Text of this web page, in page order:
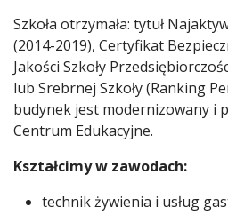
Szkoła otrzymała: tytuł
(2014-2019), Certyfikat
Jakości Szkoły
lub Srebrnej Szkoły (Ranking
budynek jest modernizowany i
Centrum Edukacyjne.
Kształcimy w zawodach:
technik żywienia i usług